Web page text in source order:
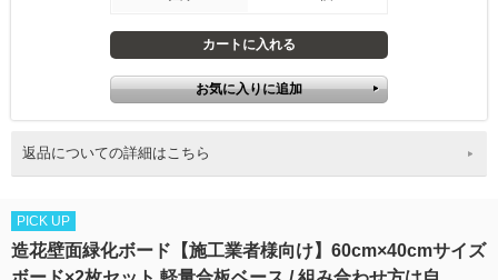
返品についての詳細はこちら
PICK UP
造花壁面緑化ボード【施工業者様向け】60cm×40cmサイズ